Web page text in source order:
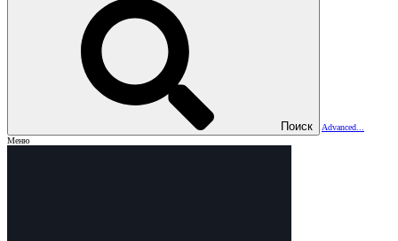
Поиск
Advanced...
Меню